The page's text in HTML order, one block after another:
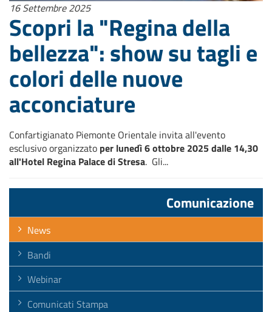
16 Settembre 2025
Scopri la "Regina della
bellezza": show su tagli e
colori delle nuove
acconciature
Confartigianato Piemonte Orientale invita all'evento
esclusivo organizzato per lunedì 6 ottobre 2025 dalle 14,30
all'Hotel Regina Palace di Stresa. Gli...
Comunicazione
News
Bandi
Webinar
Comunicati Stampa